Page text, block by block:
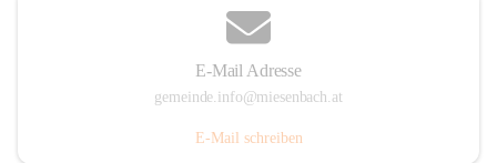
E-Mail Adresse
gemeinde.info@miesenbach.at
E-Mail schreiben